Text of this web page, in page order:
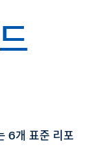
6개 표준 리포